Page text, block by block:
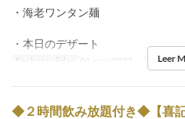
・海老ワンタン麺
・本日のデザート
Fechas validas 01 may 2025 ~ Comidas
Leer
◆２時間飲み放題付き◆【喜